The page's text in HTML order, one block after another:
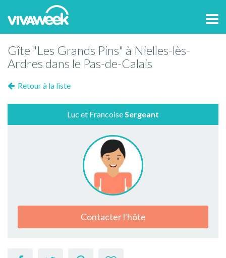
Gîte "Les Grands Pins" à Nielles-lès-
Ardres dans le Pas-de-Calais
Retour à la liste
Luc et FrancoiseSergeant
Contacter l'hôte